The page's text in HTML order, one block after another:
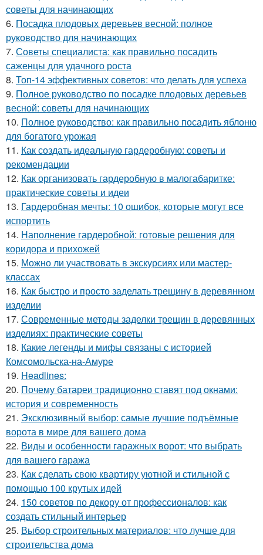
советы для начинающих
6. Посадка плодовых деревьев весной: полное
руководство для начинающих
7. Советы специалиста: как правильно посадить
саженцы для удачного роста
8. Топ-14 эффективных советов: что делать для успеха
9. Полное руководство по посадке плодовых деревьев
весной: советы для начинающих
10. Полное руководство: как правильно посадить яблоню
для богатого урожая
11. Как создать идеальную гардеробную: советы и
рекомендации
12. Как организовать гардеробную в малогабаритке:
практические советы и идеи
13. Гардеробная мечты: 10 ошибок, которые могут все
испортить
14. Наполнение гардеробной: готовые решения для
коридора и прихожей
15. Можно ли участвовать в экскурсиях или мастер-
классах
16. Как быстро и просто заделать трещину в деревянном
изделии
17. Современные методы заделки трещин в деревянных
изделиях: практические советы
18. Какие легенды и мифы связаны с историей
Комсомольска-на-Амуре
19. Headlines:
20. Почему батареи традиционно ставят под окнами:
история и современность
21. Эксклюзивный выбор: самые лучшие подъёмные
ворота в мире для вашего дома
22. Виды и особенности гаражных ворот: что выбрать
для вашего гаража
23. Как сделать свою квартиру уютной и стильной с
помощью 100 крутых идей
24. 150 советов по декору от профессионалов: как
создать стильный интерьер
25. Выбор строительных материалов: что лучше для
строительства дома